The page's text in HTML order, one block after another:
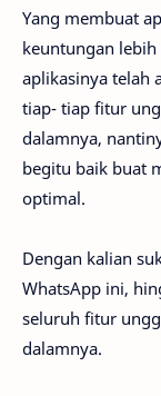
Yang membuat
keuntungan lebih
aplikasinya telah
tiap- tiap fitur
dalamnya,
begitu baik buat
optimal.
Dengan kalian
WhatsApp ini,
seluruh fitur
dalamnya.